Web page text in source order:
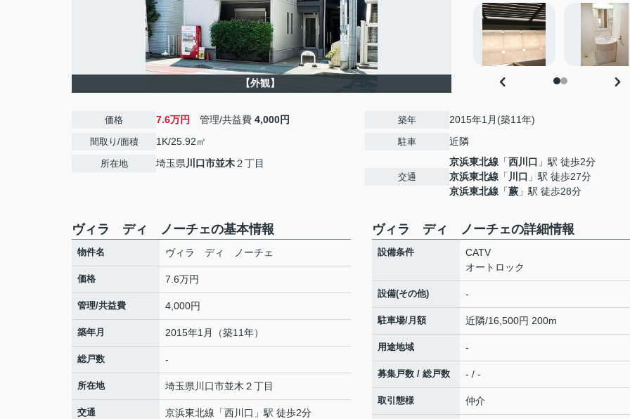
【外観】
価格 7.6万円 管理/共益費 4,000円
間取り/面積 1K/25.92㎡
所在地 埼玉県川口市並木２丁目
築年 2015年1月(築11年)
駐車 近隣
交通
京浜東北線 「西川口 」駅 徒歩2分
京浜東北線 「 川口 」駅 徒歩27分
京浜東北線 「蕨 」駅 徒歩28分
ヴィラ ディ ノーチェの基本情報
物件名 ヴィラ ディ ノーチェ
価格 7.6万円
管理/共益費 4,000円
築年月 2015年1月（築11年）
総戸数 -
所在地 埼玉県 川口市並木 ２丁目
交通 京浜東北線 「西川口 」駅 徒歩2分
ヴィラ ディ ノーチェの詳細情報
設備条件
CATV
オートロック
設備(その他) -
駐車場/月額 近隣/16,500円 200m
用途地域 -
募集戸数 / 総戸数 - / -
取引態様 仲介